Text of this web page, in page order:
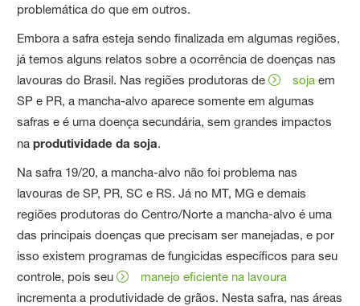
problemática do que em outros.
Embora a safra esteja sendo finalizada em algumas regiões,
já temos alguns relatos sobre a ocorrência de doenças nas
lavouras do Brasil. Nas regiões produtoras de
soja em
SP e PR, a mancha-alvo aparece somente em algumas
safras e é uma doença secundária, sem grandes impactos
naprodutividade da soja.
Na safra 19/20, a mancha-alvo não foi problema nas
lavouras de SP, PR, SC e RS. Já no MT, MG e demais
regiões produtoras do Centro/Norte a mancha-alvo é uma
das principais doenças que precisam ser manejadas, e por
isso existem programas de fungicidas específicos para seu
controle, pois seu
manejo eficiente na lavoura
incrementa a produtividade de grãos. Nesta safra, nas áreas